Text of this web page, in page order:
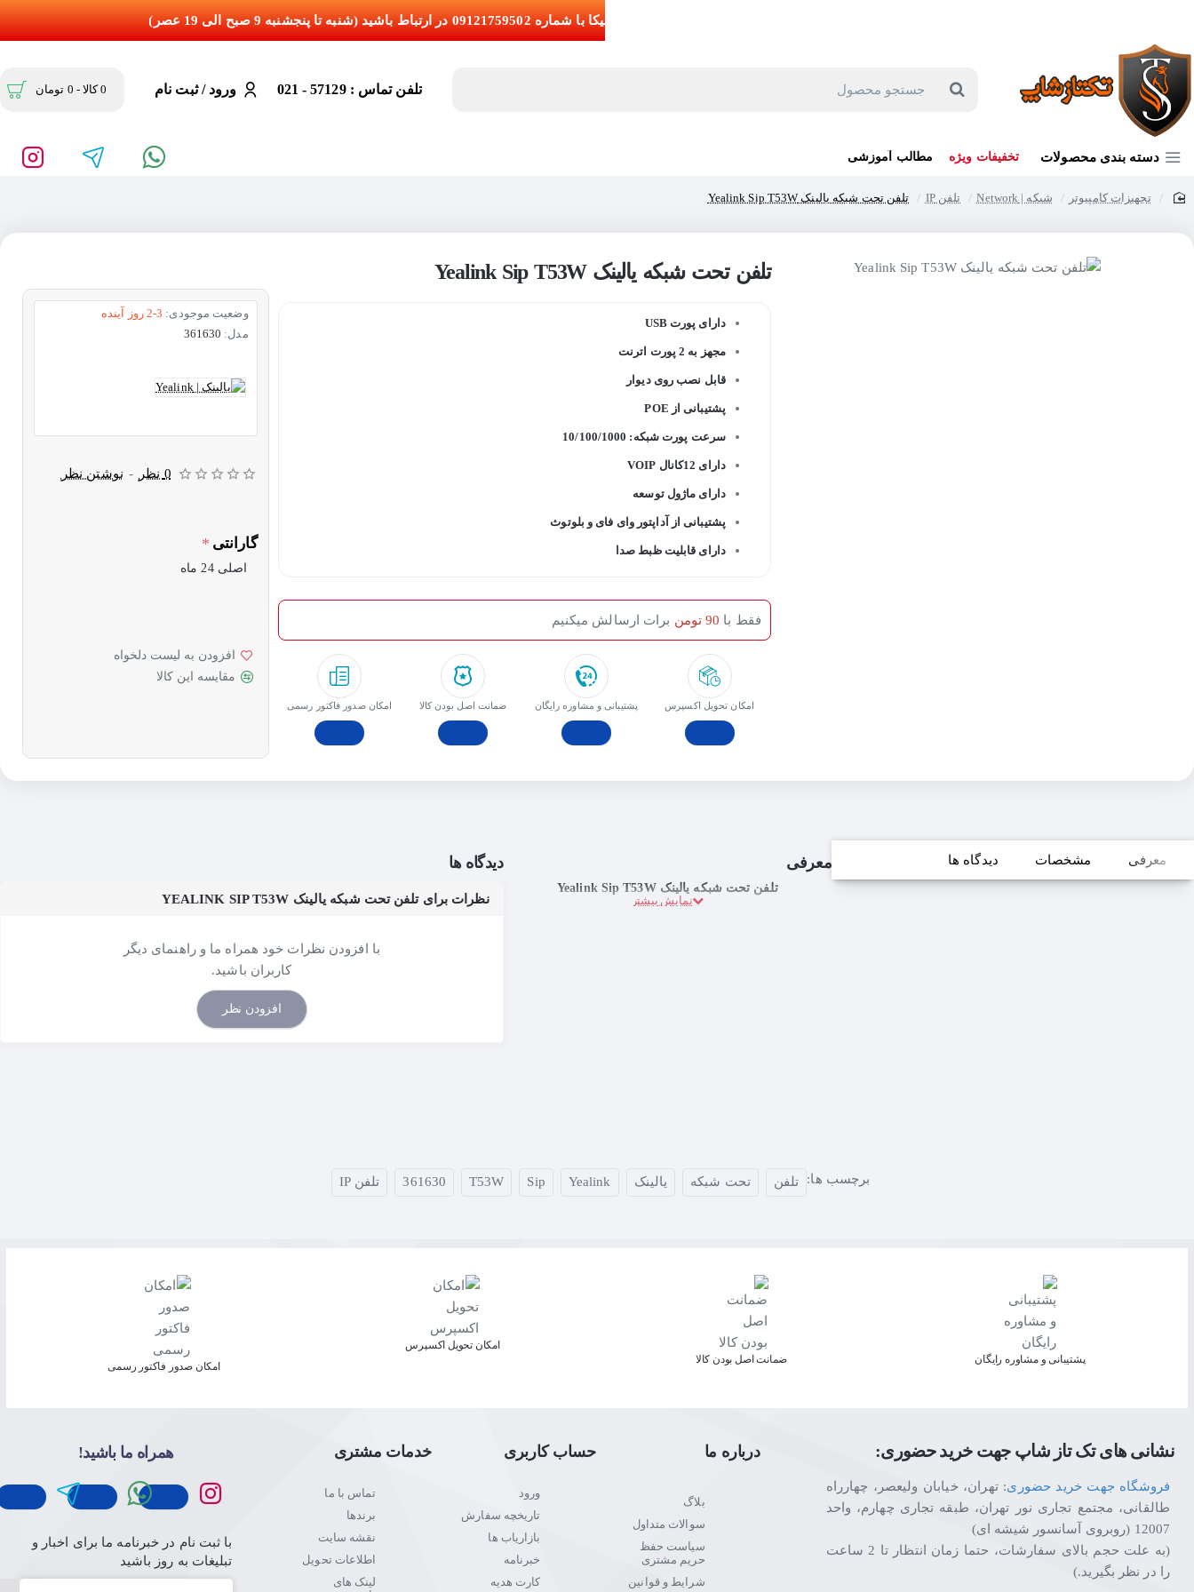
جستجو
تلفن تماس : 57129 - 021 ورود / ثبت نام 0 کالا - 0 تومان
دسته بندی محصولات تخفیفات ویژه مطالب آموزشی
تجهیزات کامپیوتر شبکه | Network تلفن IP تلفن تحت شبکه یالینک Yealink Sip T53W
تلفن تحت شبکه یالینک Yealink Sip T53W
دارای پورت USB
مجهز به 2 پورت اترنت
قابل نصب روی دیوار
پشتیبانی از POE
سرعت پورت شبکه: 10/100/1000
دارای 12کانال VOIP
دارای ماژول توسعه
پشتیبانی از آداپتور وای فای و بلوتوث
دارای قابلیت ظبط صدا
امکان تحویل اکسپرس پشتیبانی و مشاوره رایگان ﺿﻤﺎﻧﺖ اﺻﻞ ﺑﻮدن ﮐﺎﻟﺎ امکان صدور فاکتور رسمی
فقط با 90 تومن برات ارسالش میکنیم
وضعیت موجودی: 2-3 روز آینده
مدل: 361630
0 نظر - نوشتن نظر
گارانتی
اصلی 24 ماه
افزودن به لیست دلخواه
مقایسه این کالا
معرفی مشخصات دیدگاه ها معرفی
تلفن تحت شبکه یالینک Yealink Sip T53W
دیدگاه ها
نظرات برای تلفن تحت شبکه یالینک YEALINK SIP T53W
با افزودن نظرات خود همراه ما و راهنمای دیگر
کاربران باشید.
افزودن نظر
برچسب ها: تلفن تحت شبکه یالینک Yealink
Sip
T53W
361630 تلفن IP
پشتیبانی و مشاوره رایگان ﺿﻤﺎﻧﺖ اﺻﻞ ﺑﻮدن ﮐﺎﻟﺎ
اﻣﮑﺎن ﺗﺤﻮﯾﻞ اﮐﺴﭙﺮس
امکان صدور فاکتور رسمی
نشانی های تک تاز شاپ جهت خرید حضوری:
فروشگاه جهت خرید حضوری: تهران، خیابان ولیعصر، چهارراه
طالقانی، مجتمع تجاری نور تهران، طبقه تجاری چهارم، واحد
12007 (روبروی آسانسور شیشه ای)
(به علت حجم بالای سفارشات، حتما زمان انتظار تا 2 ساعت
را در نظر بگیرید.)
درباره ما
بلاگ
سوالات متداول
سیاست حفظ
حریم مشتری
شرایط و قوانین
حساب کاربری
ورود
تاریخچه سفارش
بازاریاب ها
خبرنامه
کارت هدیه
خدمات مشتری
تماس با ما
برندها
نقشه سایت
اطلاعات تحویل
لینک های
همراه ما باشید!
با ثبت نام در خبرنامه ما برای اخبار و
تبلیغات به روز باشید